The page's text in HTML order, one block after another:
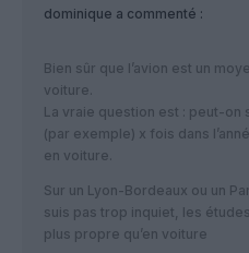
dominique a commenté :
Bien sûr que l’avion est un
voiture.
La vraie question est : peut-on
(par exemple) x fois dans
en voiture.
Sur un Lyon-Bordeaux ou un
suis pas trop inquiet, les
plus propre qu’en voiture